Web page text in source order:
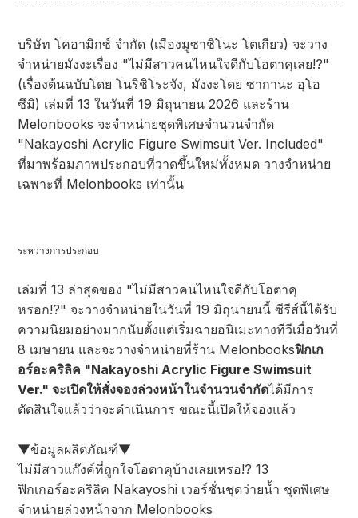
บริษัท โคอามิกซ์ จำกัด (เมืองมูซาชิโนะ โตเกียว) จะวาง
จำหน่ายมังงะเรื่อง "ไม่มีสาวคนไหนใจดีกับโอตาคุเลย!?"
(เรื่องต้นฉบับโดย โนริชิโระจัง, มังงะโดย ซากานะ อุโอ
ซึมิ) เล่มที่ 13 ในวันที่ 19 มิถุนายน 2026 และร้าน
Melonbooks จะจำหน่ายชุดพิเศษจำนวนจำกัด
"Nakayoshi Acrylic Figure Swimsuit Ver. Included"
ที่มาพร้อมภาพประกอบที่วาดขึ้นใหม่ทั้งหมด วางจำหน่าย
เฉพาะที่ Melonbooks เท่านั้น
ระหว่างการประกอบ
เล่มที่ 13 ล่าสุดของ "ไม่มีสาวคนไหนใจดีกับโอตาคุ
หรอก!?" จะวางจำหน่ายในวันที่ 19 มิถุนายนนี้ ซีรีส์นี้ได้รับ
ความนิยมอย่างมากนับตั้งแต่เริ่มฉายอนิเมะทางทีวีเมื่อวันที่
8 เมษายน และจะวางจำหน่ายที่ร้าน Melonbooksฟิกเก
อร์อะคริลิค "Nakayoshi Acrylic Figure Swimsuit
Ver." จะเปิดให้สั่งจองล่วงหน้าในจำนวนจำกัดได้มีการ
ตัดสินใจแล้วว่าจะดำเนินการ ขณะนี้เปิดให้จองแล้ว
▼ข้อมูลผลิตภัณฑ์▼
ไม่มีสาวแก๊งค์ที่ถูกใจโอตาคุบ้างเลยเหรอ!? 13
ฟิกเกอร์อะคริลิค Nakayoshi เวอร์ชั่นชุดว่ายน้ำ ชุดพิเศษ
จำหน่ายล่วงหน้าจาก Melonbooks